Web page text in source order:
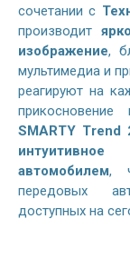
сочетании с
производит
изображение,
мультимедиа и
реагируют на
SMARTY Trend
автомобилем,
передовых
доступных на